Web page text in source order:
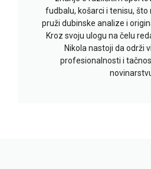
fudbalu, košarci i tenisu,
pruži dubinske analize i
Kroz svoju ulogu na čelu
Nikola nastoji da održi
profesionalnosti i